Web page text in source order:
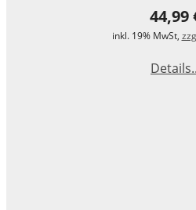
44,99
inkl. 19% MwSt,